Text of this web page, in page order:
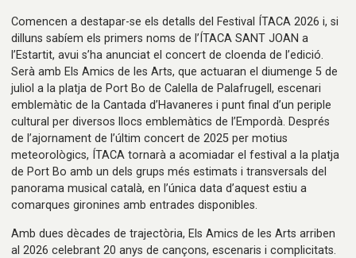
Comencen a destapar-se els detalls del Festival ÍTACA 2026 i, si
dilluns sabíem els primers noms de l’ÍTACA SANT JOAN a
l’Estartit, avui s’ha anunciat el concert de cloenda de l’edició.
Serà amb Els Amics de les Arts, que actuaran el diumenge 5 de
juliol a la platja de Port Bo de Calella de Palafrugell, escenari
emblemàtic de la Cantada d’Havaneres i punt final d’un periple
cultural per diversos llocs emblemàtics de l’Empordà. Després
de l’ajornament de l’últim concert de 2025 per motius
meteorològics, ÍTACA tornarà a acomiadar el festival a la platja
de Port Bo amb un dels grups més estimats i transversals del
panorama musical català, en l’única data d’aquest estiu a
comarques gironines amb entrades disponibles.
Amb dues dècades de trajectòria, Els Amics de les Arts arriben
al 2026 celebrant 20 anys de cançons, escenaris i complicitats.